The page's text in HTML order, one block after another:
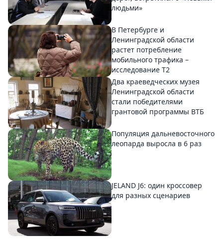
людьми»
В Петербурге и
Ленинградской области
растет потребление
мобильного трафика –
исследование T2
Два краеведческих музея
Ленинградской области
стали победителями
грантовой программы ВТБ
Популяция дальневосточного
леопарда выросла в 6 раз
JELAND J6: один кроссовер
для разных сценариев